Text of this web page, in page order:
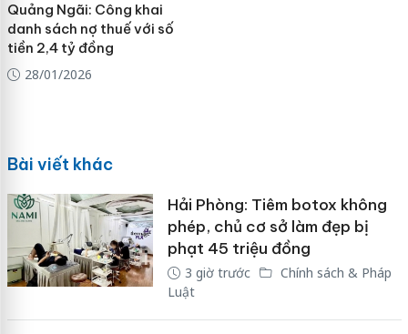
Quảng Ngãi: Công khai
danh sách nợ thuế với số
tiền 2,4 tỷ đồng
28/01/2026
Bài viết khác
Hải Phòng: Tiêm botox không
phép, chủ cơ sở làm đẹp bị
phạt 45 triệu đồng
3 giờ trước
Chính sách & Pháp
Luật